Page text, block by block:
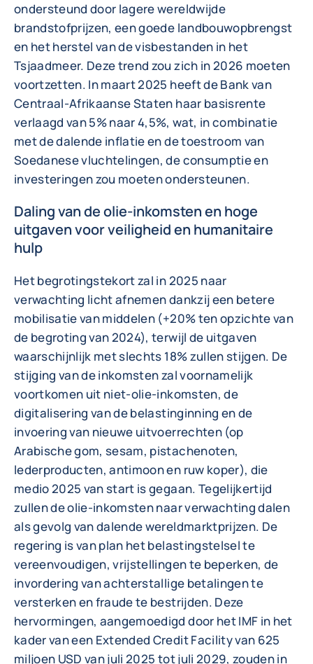
ondersteund door lagere wereldwijde
brandstofprijzen, een goede landbouwopbrengst
en het herstel van de visbestanden in het
Tsjaadmeer. Deze trend zou zich in 2026 moeten
voortzetten. In maart 2025 heeft de Bank van
Centraal-Afrikaanse Staten haar basisrente
verlaagd van 5% naar 4,5%, wat, in combinatie
met de dalende inflatie en de toestroom van
Soedanese vluchtelingen, de consumptie en
investeringen zou moeten ondersteunen.
Daling van de olie-inkomsten en hoge
uitgaven voor veiligheid en humanitaire
hulp
Het begrotingstekort zal in 2025 naar
verwachting licht afnemen dankzij een betere
mobilisatie van middelen (+20% ten opzichte van
de begroting van 2024), terwijl de uitgaven
waarschijnlijk met slechts 18% zullen stijgen. De
stijging van de inkomsten zal voornamelijk
voortkomen uit niet-olie-inkomsten, de
digitalisering van de belastinginning en de
invoering van nieuwe uitvoerrechten (op
Arabische gom, sesam, pistachenoten,
lederproducten, antimoon en ruw koper), die
medio 2025 van start is gegaan. Tegelijkertijd
zullen de olie-inkomsten naar verwachting dalen
als gevolg van dalende wereldmarktprijzen. De
regering is van plan het belastingstelsel te
vereenvoudigen, vrijstellingen te beperken, de
invordering van achterstallige betalingen te
versterken en fraude te bestrijden. Deze
hervormingen, aangemoedigd door het IMF in het
kader van een Extended Credit Facility van 625
miljoen USD van juli 2025 tot juli 2029, zouden in